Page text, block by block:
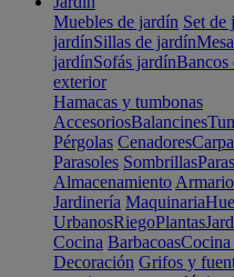
Muebles de jardín Set de
jardínSillas de jardín
jardínSofás jardínBancos
exterior
Hamacas y tumbonas
AccesoriosBalancines
Pérgolas Cenadores
Parasoles Sombrillas
Almacenamiento
Jardinería Maquinaria
UrbanosRiegoPlantas
Cocina Barbacoas
Decoración Grifos y